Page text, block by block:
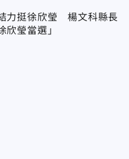
力挺徐欣瑩 楊文科縣長
欣瑩當選」